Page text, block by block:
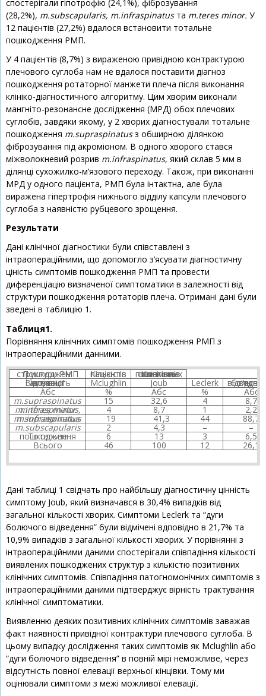
спостерігали гіпотрофію (24,1%), фіброзування
(28,2%), m.subscapularis, m.infraspinatus та m.teres minor. У
12 пацієнтів (27,2%) вдалося встановити тотальне
пошкодження РМП.
У 4 пацієнтів (8,7%) з вираженою привідною контрактурою
плечового суглоба нам не вдалося поставити діагноз
пошкодження ротаторної манжети плеча після виконання
клініко-діагностичного алгоритму. Цим хворим виконали
мангніто-резонансне дослідження (МРД) обох плечових
суглобів, завдяки якому, у 2 хворих діагностували тотальне
пошкодження m.supraspinatusз обширною ділянкою
фіброзування під акроміоном. В одного хворого стався
міжволокневий розрив m.infraspinatus, який склав 5 мм в
ділянці сухожилко-м’язового переходу. Також, при виконанні
МРД у одного пацієнта, РМП була інтактна, але була
виражена гіпертрофія нижнього відділу капсули плечового
суглоба з наявністю рубцевого зрощення.
Результати
Дані клінічної діагностики були співставлені з
інтраопераційними, що допомогло з’ясувати діагностичну
ціність симптомів пошкодження РМП та провести
диференціацію визначеної симптоматики в залежності від
структури пошкодження ротаторів плеча. Отримані дані були
зведені в таблицію 1.
Таблиця1.
Порівняння клінічних симптомів пошкодження РМП з
інтраопераційними данними.
Пошкоджені структури РМП
Кількість пацієнтів Кількість позитивних клінічних симптомів
Відсутність активної елевації Mclughlin Joub Leсlerk “дуги болючого
Абс % Абс % Абс
m.supraspinatus 15 32,6 4 8,7
m.infraspinatus, m.teres minor 4 8,7 1 2,2
m.supraspinatus + m.infraspinatus 19 41,3 44 88,7
m.subscapularis 2 4,3 – –
Тотальне пошкодження 6 13 3 6,5
Всього 46 100 12 26,1
Дані таблиці 1 свідчать про найбільшу діагностичну цінність
симптому Joub, який визначався в 30,4% випадків від
загальної кількості хворих. Симптоми Leсlerk та “дуги
болючого відведення” були відмічені вдповідно в 21,7% та
10,9% випадків з загальної кількості хворих. У порівнянні з
інтраопераційними даними спостерігали співпадіння кількості
виявлених пошкоджених структур з кількістю позитивних
клінічних симптомів. Cпівпадіння патогномонічних симптомів з
інтраопераційними даними підтверджує вірність трактування
клінічної симптоматики.
Виявленню деяких позитивних клінічних симптомів заважав
факт наявності привідної контрактури плечового суглоба. В
цьому випадку дослідження таких симптомів як Mclughlin або
“дуги болючого відведення” в повній мірі неможливе, через
відсутність повної елевації верхньої кінцівки. Тому ми
оцінювали симптоми з межі можливої елевації.